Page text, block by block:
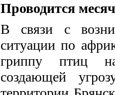
Проводится
В связи с
ситуации по
гриппу птиц
создающей